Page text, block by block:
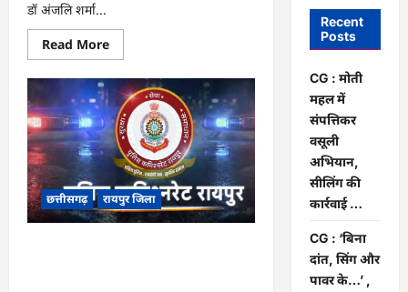
डॉ अंजलि शर्मा...
Read MoreRead
more
CG
मोती
महल
में
संपत्तिकर
वसूली
अभियान,
सीलिंग
की
कार्रवाई
…
छत्तीसगढ़ रायपुर जिला
Recent
Posts
CG : मोती
महल में
संपत्तिकर
वसूली
अभियान,
सीलिंग की
कार्रवाई …
CG : ‘बिना
दांत, सिंग और
पावर के…’ ,